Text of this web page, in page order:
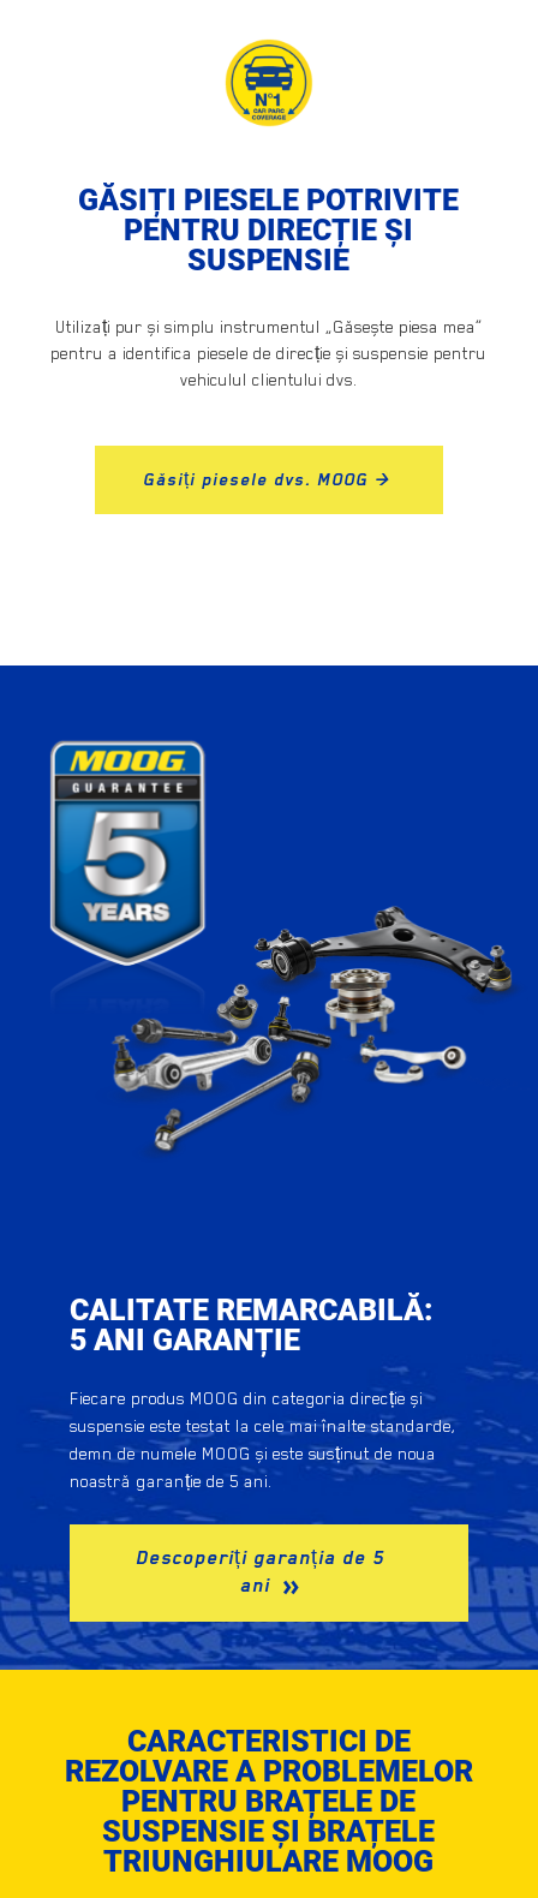
GĂSIȚI PIESELE POTRIVITE
PENTRU DIRECȚIE ȘI
SUSPENSIE
Utilizați pur și simplu instrumentul „Găsește piesa mea”
pentru a identifica piesele de direcție și suspensie pentru
vehiculul clientului dvs.
Găsiți piesele dvs. MOOG >
CALITATE REMARCABILĂ:
5 ANI GARANȚIE
Fiecare produs MOOG din categoria direcție și
suspensie este testat la cele mai înalte standarde,
demn de numele MOOG și este susținut de noua
noastră garanție de 5 ani.
Descoperiți garanția de 5
ani
CARACTERISTICI DE
REZOLVARE A PROBLEMELOR
PENTRU BRAȚELE DE
SUSPENSIE ȘI BRAȚELE
TRIUNGHIULARE MOOG